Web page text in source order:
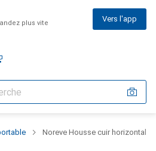
plus vite Vers l'app
Noreve Housse cuir horizontal